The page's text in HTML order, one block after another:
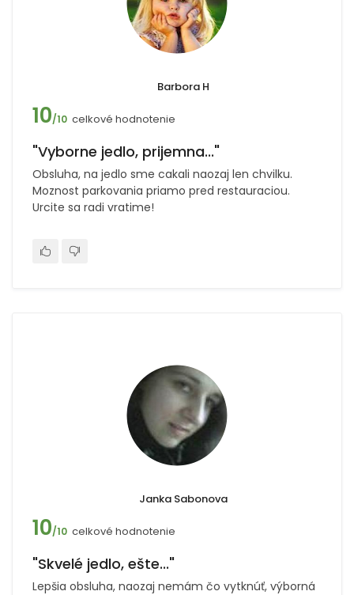
Barbora H
10/10 celkové hodnotenie
"Vyborne jedlo, prijemna..."
Obsluha, na jedlo sme cakali naozaj len chvilku.
Moznost parkovania priamo pred restauraciou.
Urcite sa radi vratime!
Janka Sabonova
10/10 celkové hodnotenie
"Skvelé jedlo, ešte..."
Lepšia obsluha, naozaj nemám čo vytknúť, výborná